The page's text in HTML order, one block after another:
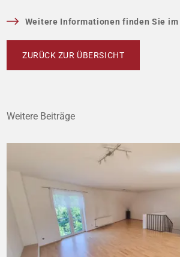
Weitere Informationen finden Sie im
ZURÜCK ZUR ÜBERSICHT
Weitere Beiträge